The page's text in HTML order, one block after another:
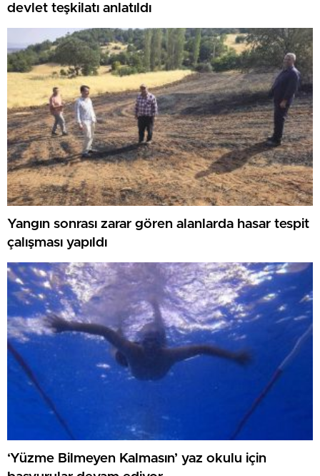
devlet teşkilatı anlatıldı
Yangın sonrası zarar gören alanlarda hasar tespit
çalışması yapıldı
‘Yüzme Bilmeyen Kalmasın’ yaz okulu için